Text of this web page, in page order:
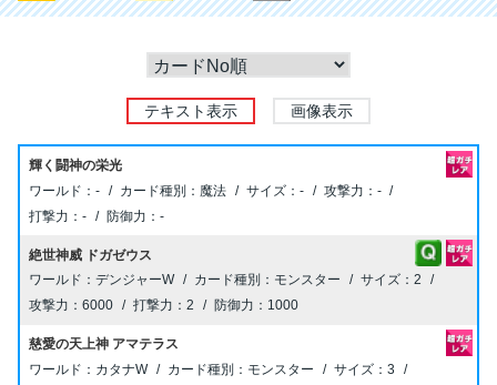
テキスト表示 画像表示
輝く闘神の栄光
-
魔法 -
-
-
-
絶世神威 ドガゼウス
デンジャーW
モンスター
2
6000
2 1000
慈愛の天上神 アマテラス
カタナW
モンスター
3